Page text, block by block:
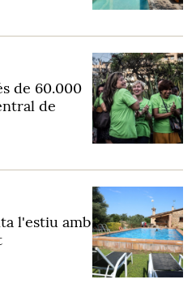
de 60.000
de
l'estiu amb